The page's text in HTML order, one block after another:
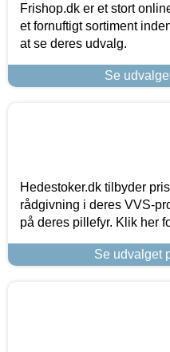
Frishop.dk er et stort
et fornuftigt sortiment
at se deres udvalg.
Se
Hedestoker.dk tilbyder
rådgivning i deres VVS-
på deres pillefyr. Klik her
Se udvalget